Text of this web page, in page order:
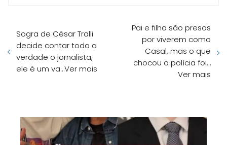
Sogra de César Tralli
decide contar toda a
verdade o jornalista,
ele é um va…Ver mais
Pai e filha são presos
por viverem como
Casal, mas o que
chocou a polícia foi…
Ver mais